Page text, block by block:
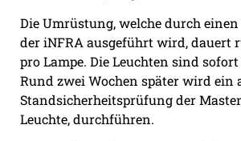
Die Umrüstung, welche durch
der iNFRA ausgeführt wird, dauert
pro Lampe. Die Leuchten sind
Rund zwei Wochen später wird ein
Standsicherheitsprüfung der
Leuchte, durchführen.